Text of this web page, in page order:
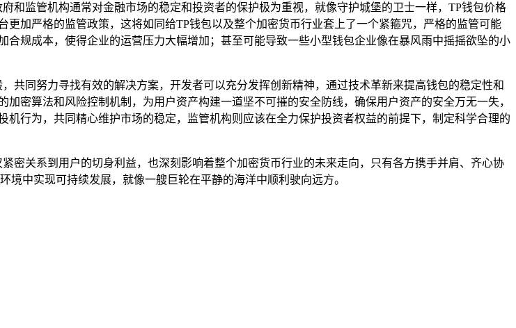
和监管机构通常对金融市场的稳定和投资者的保护极为重视，就像守护城堡的卫士一样，TP钱包价格
加严格的监管政策，这将如同给TP钱包以及整个加密货币行业套上了一个紧箍咒，严格的监管可能
规成本，使得企业的运营压力大幅增加；甚至可能导致一些小型钱包企业像在暴风雨中摇摇欲坠的小
共同努力寻找有效的解决方案，开发者可以充分发挥创新精神，通过技术革新来提高钱包的稳定性和
密算法和风险控制机制，为用户资产构建一道坚不可摧的安全防线，确保用户资产的安全万无一失，
行为，共同精心维护市场的稳定，监管机构则应该在全力保护投资者权益的前提下，制定科学合理的
密关系到用户的切身利益，也深刻影响着整个加密货币行业的未来走向，只有各方携手并肩、齐心协
中实现可持续发展，就像一艘巨轮在平静的海洋中顺利驶向远方。